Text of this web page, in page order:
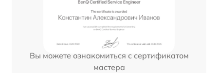
Вы можете ознакомиться с сертификатом
мастера